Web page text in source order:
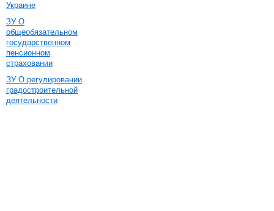
Украине
ЗУ О
общеобязательном
государственном
пенсионном
страховании
ЗУ О регулировании
градостроительной
деятельности